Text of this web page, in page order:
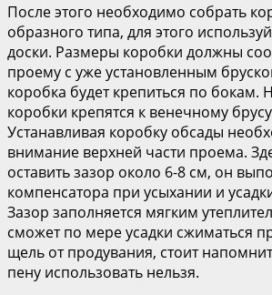
После этого необходимо собрать
образного типа, для этого
доски. Размеры коробки должны
проему с уже установленным
коробка будет крепиться по бокам.
коробки крепятся к венечному
Устанавливая коробку обсады
внимание верхней части проема.
оставить зазор около 6-8 см, он
компенсатора при усыхании и
Зазор заполняется мягким
сможет по мере усадки сжиматься
щель от продувания, стоит
пену использовать нельзя.